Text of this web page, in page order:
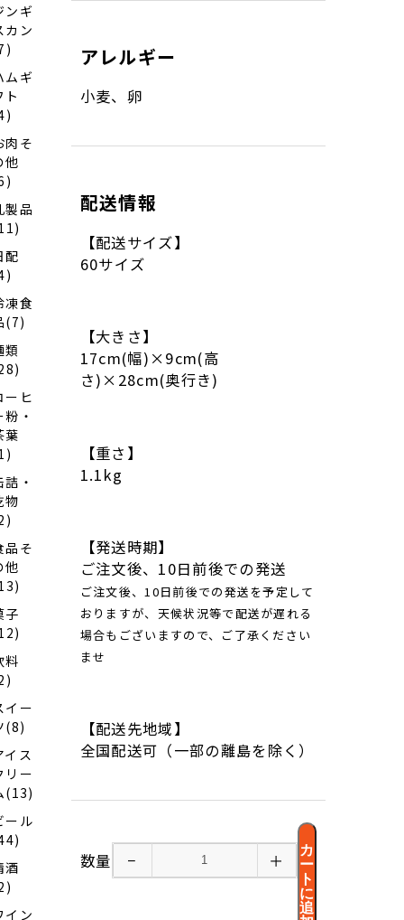
ンギ
カン
ムギ
ト
肉そ
他
製品
配
凍食
(7)
類
ーヒ
粉・
葉
詰・
物
品そ
他
子
料
イー
(8)
イス
リー
(13)
ール
酒
イン
アレルギー
小麦、卵
配送情報
【配送サイズ】
60サイズ
【大きさ】
17cm(幅)×9cm(高
さ)×28cm(奥行き)
【重さ】
1.1kg
【発送時期】
ご注文後、10日前後での発送
ご注文後、10日前後での発送を予定して
おりますが、天候状況等で配送が遅れる
場合もございますので、ご了承ください
ませ
【配送先地域】
全国配送可（一部の離島を除く）
数量 − ＋
カ
ー
ト
に
追